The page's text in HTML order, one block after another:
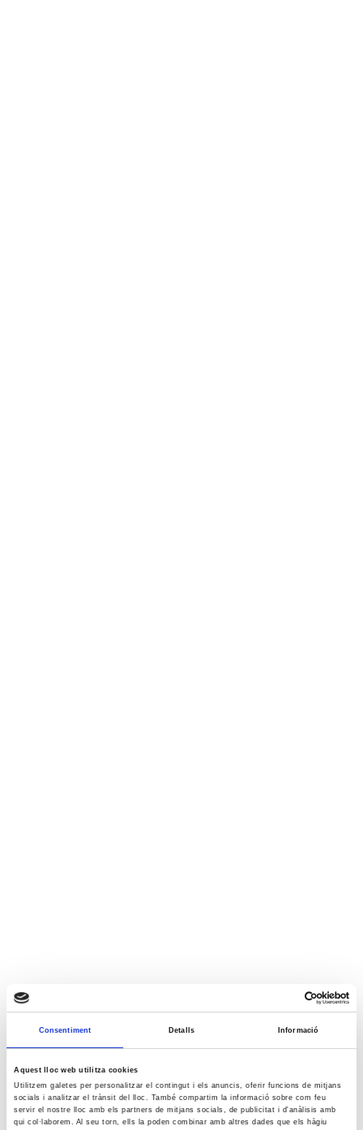
Consentiment Detalls Informació
Aquest lloc web utilitza cookies
Utilitzem galetes per personalitzar el contingut i els anuncis, oferir funcions de mitjans
socials i analitzar el trànsit del lloc. També compartim la informació sobre com feu
servir el nostre lloc amb els partners de mitjans socials, de publicitat i d'anàlisis amb
qui col·laborem. Al seu torn, ells la poden combinar amb altres dades que els hàgiu